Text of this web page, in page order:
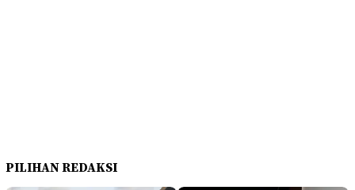
PILIHAN REDAKSI